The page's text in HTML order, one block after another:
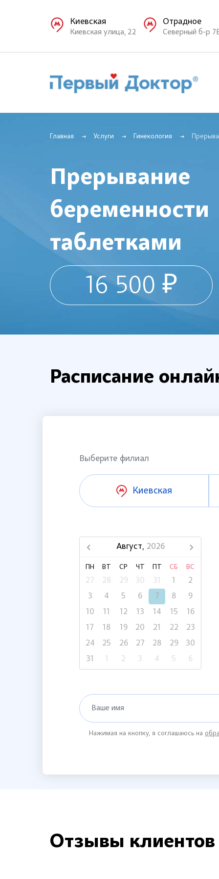
Киевская
Киевская улица, 22
Отрадное
Северный б-р
Главная Услуги Гинекология
Прерывание
беременности
таблетками
16 500 ₽
Расписание
Выберите филиал
Киевская
Август, 2026
ПН ВТ СР ЧТ ПТ СБ ВС
27 28 29 30 31 1
2
3
4 5 6 7 8
9
10
11 12 13 14 15
16
17
18 19 20 21 22
23
24
25 26 27 28 29
30
31
1 2 3 4 5 6
Ваше имя
Нажимая на кнопку, я соглашаюсь на
Отзывы клиентов